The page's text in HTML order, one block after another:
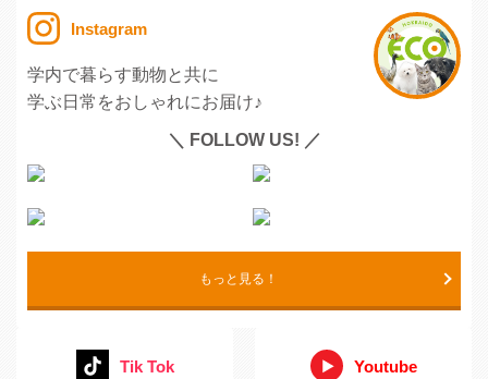
Instagram
学内で暮らす動物と共に
学ぶ日常をおしゃれにお届け♪
＼ FOLLOW US! ／
もっと見る！
Tik Tok Youtube